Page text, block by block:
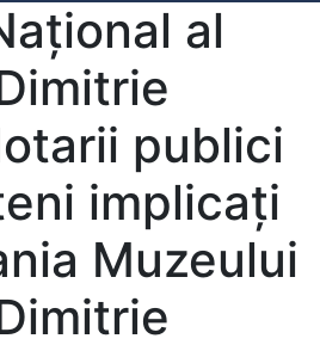
al
publici
implicați
Muzeului